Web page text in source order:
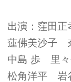
出演：窪田正
蓮佛美沙子
中島 歩 里
松角洋平 岩